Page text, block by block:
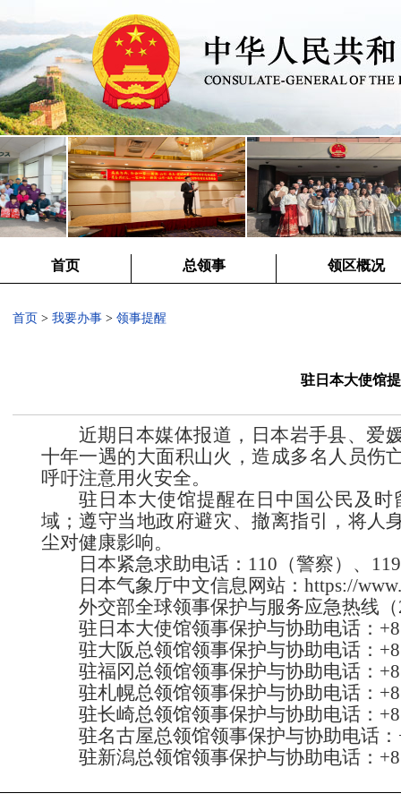
首页 总领事 领区概况
首页 > 我要办事> 领事提醒
驻日本大使馆
近期日本媒体报道，日本岩手县、爱
十年一遇的大面积山火，造成多名人员伤
呼吁注意用火安全。
驻日本大使馆提醒在日中国公民及
域；遵守当地政府避灾、撤离指引，将人
尘对健康影响。
日本紧急求助电话：110（警察）、
日本气象厅中文信息网站：https://
外交部全球领事保护与服务应急热线
驻日本大使馆领事保护与协助电话：
驻大阪总领馆领事保护与协助电话：
驻福冈总领馆领事保护与协助电话：
驻札幌总领馆领事保护与协助电话：
驻长崎总领馆领事保护与协助电话：
驻名古屋总领馆领事保护与协助电话
驻新潟总领馆领事保护与协助电话：